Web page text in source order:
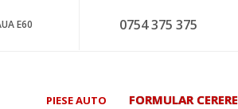
E60 0754 375 375
PIESE AUTO FORMULAR CERERE